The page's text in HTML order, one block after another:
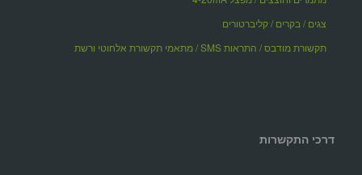
צגים / בקרים / קליברטורים
תקשורת מודבס / התראות SMS / מתאמי תקשורת אלחוטי ורשת
דרכי התקשרות